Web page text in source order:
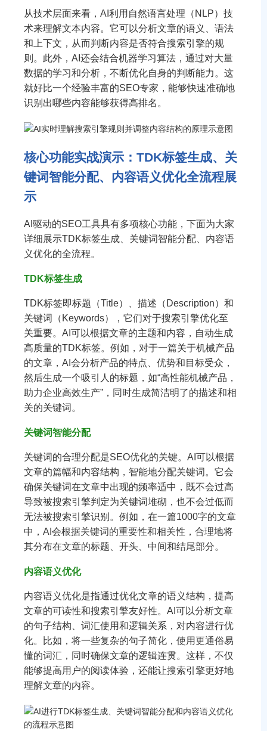
从技术层面来看，AI利用自然语言处理（NLP）技
术来理解文本内容。它可以分析文章的语义、语法
和上下文，从而判断内容是否符合搜索引擎的规
则。此外，AI还会结合机器学习算法，通过对大量
数据的学习和分析，不断优化自身的判断能力。这
就好比一个经验丰富的SEO专家，能够快速准确地
识别出哪些内容能够获得高排名。
核心功能实战演示：TDK标签生成、关
键词智能分配、内容语义优化全流程展
示
AI驱动的SEO工具具有多项核心功能，下面为大家
详细展示TDK标签生成、关键词智能分配、内容语
义优化的全流程。
TDK标签生成
TDK标签即标题（Title）、描述（Description）和
关键词（Keywords），它们对于搜索引擎优化至
关重要。AI可以根据文章的主题和内容，自动生成
高质量的TDK标签。例如，对于一篇关于机械产品
的文章，AI会分析产品的特点、优势和目标受众，
然后生成一个吸引人的标题，如“高性能机械产品，
助力企业高效生产”，同时生成简洁明了的描述和相
关的关键词。
关键词智能分配
关键词的合理分配是SEO优化的关键。AI可以根据
文章的篇幅和内容结构，智能地分配关键词。它会
确保关键词在文章中出现的频率适中，既不会过高
导致被搜索引擎判定为关键词堆砌，也不会过低而
无法被搜索引擎识别。例如，在一篇1000字的文章
中，AI会根据关键词的重要性和相关性，合理地将
其分布在文章的标题、开头、中间和结尾部分。
内容语义优化
内容语义优化是指通过优化文章的语义结构，提高
文章的可读性和搜索引擎友好性。AI可以分析文章
的句子结构、词汇使用和逻辑关系，对内容进行优
化。比如，将一些复杂的句子简化，使用更通俗易
懂的词汇，同时确保文章的逻辑连贯。这样，不仅
能够提高用户的阅读体验，还能让搜索引擎更好地
理解文章的内容。